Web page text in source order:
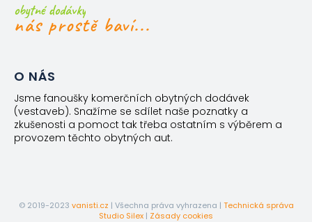
obytné dodávky
nás prostě baví...
O NÁS
Jsme fanoušky komerčních obytných dodávek
(vestaveb). Snažíme se sdílet naše poznatky a
zkušenosti a pomoct tak třeba ostatním s výběrem a
provozem těchto obytných aut.
© 2019-2023 vanisti.cz | Všechna práva vyhrazena | Technická správa
Studio Silex | Zásady cookies